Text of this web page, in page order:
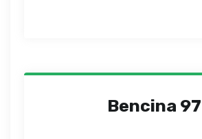
Bencina 97